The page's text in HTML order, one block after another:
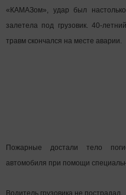
«КАМАЗом», удар был
залетела под грузовик. 40-
травм скончался на месте аварии.
Пожарные достали тело
автомобиля при помощи